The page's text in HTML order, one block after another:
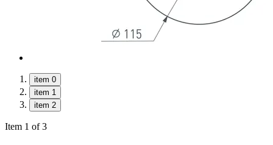
item 0
item 1
item 2
Item 1 of 3